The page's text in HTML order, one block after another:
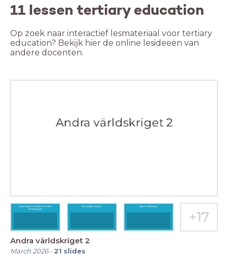
11 lessen tertiary education
Op zoek naar interactief lesmateriaal voor tertiary
education? Bekijk hier de online lesideeën van
andere docenten.
Andra världskriget 2
March 2026- 21 slides